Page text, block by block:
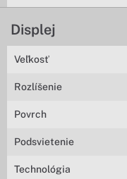
Displej
Veľkosť
Rozlíšenie
Povrch
Podsvietenie
Technológia